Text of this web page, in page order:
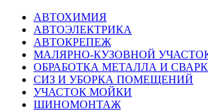
АВТОХИМИЯ
АВТОЭЛЕКТРИКА
АВТОКРЕПЕЖ
МАЛЯРНО-КУЗОВНОЙ
ОБРАБОТКА МЕТАЛЛА И
СИЗ И УБОРКА ПОМЕЩЕНИЙ
УЧАСТОК МОЙКИ
ШИНОМОНТАЖ